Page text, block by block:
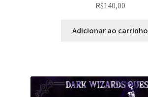
R$140,00
Adicionar ao carrinho